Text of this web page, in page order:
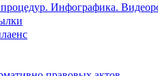
процедур. Инфографика.